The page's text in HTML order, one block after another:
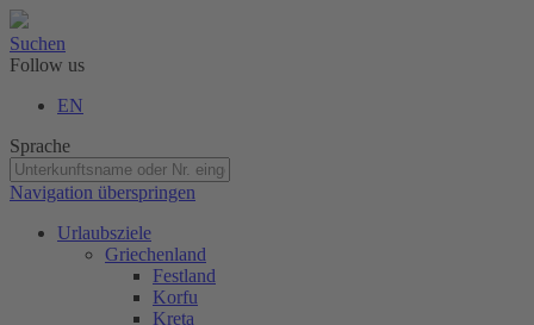
Suchen
Follow us
EN
Sprache
Navigation überspringen
Urlaubsziele
Griechenland
Festland
Korfu
Kreta